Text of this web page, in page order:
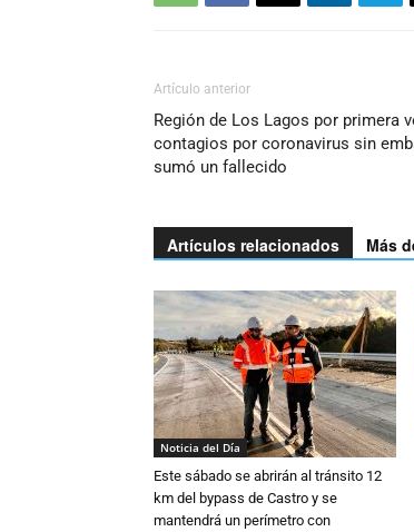
Artículo anterior
Región de Los Lagos por primera
contagios por coronavirus sin
sumó un fallecido
Artículos relacionados Más
Noticia del Día
Este sábado se abrirán al tránsito 12
km del bypass de Castro y se
mantendrá un perímetro con